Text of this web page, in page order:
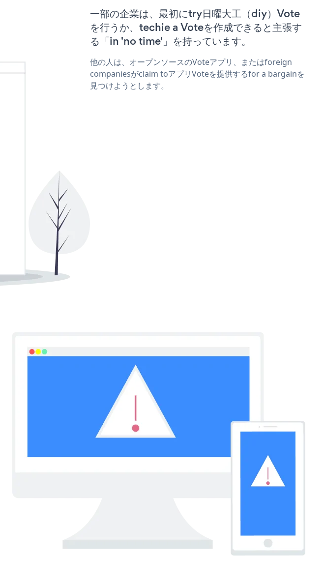
一部の企業は、最初にtry日曜大工（diy）Vote
を行うか、techie a Voteを作成できると主張す
る「in 'no time'」を持っています。
他の人は、オープンソースのVoteアプリ、またはforeign
companiesがclaim toアプリVoteを提供するfor a bargainを
見つけようとします。